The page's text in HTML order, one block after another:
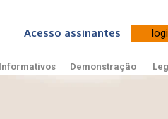
Acesso assinantes
Informativos Demonstração